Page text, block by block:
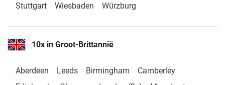
Kurfürstendamm 135
uur geopend
Fitshop in Bielefeld
Stuttgart
Wiesbaden Würzburg
10x in Groot-Brittannië
Aberdeen Leeds Birmingham
Camberley